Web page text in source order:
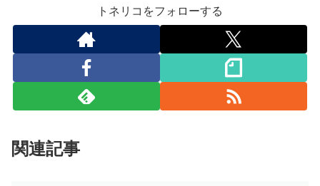
トネリコをフォローする
関連記事